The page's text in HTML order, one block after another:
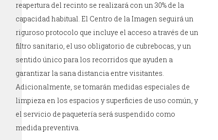
reapertura del recinto se realizará con un 30% de la
capacidad habitual. El Centro de la Imagen seguirá un
riguroso protocolo que incluye el acceso a través de un
filtro sanitario, el uso obligatorio de cubrebocas, y un
sentido único para los recorridos que ayuden a
garantizar la sana distancia entre visitantes.
Adicionalmente, se tomarán medidas especiales de
limpieza en los espacios y superficies de uso común, y
el servicio de paquetería será suspendido como
medida preventiva.